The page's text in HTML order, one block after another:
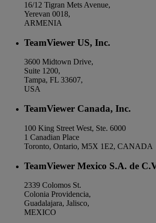
16/12 Tigran Mets Avenue,
Yerevan 0018,
ARMENIA
TeamViewer US, Inc.
3600 Midtown Drive,
Suite 1200,
Tampa, FL 33607,
USA
TeamViewer Canada, Inc.
100 King Street West, Ste. 6000
1 Canadian Place
Toronto, Ontario, M5X 1E2, CANADA
TeamViewer Mexico S.A. de
2339 Colomos St.
Colonia Providencia,
Guadalajara, Jalisco,
MEXICO